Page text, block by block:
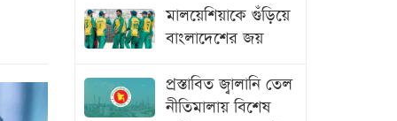
মালয়েশিয়াকে গুঁড়িয়ে
বাংলাদেশের জয়
প্রস্তাবিত জ্বালানি তেল
নীতিমালায় বিশেষ